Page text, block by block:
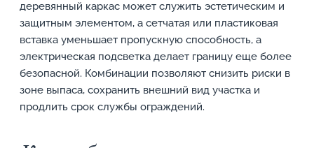
деревянный каркас может служить эстетическим и
защитным элементом, а сетчатая или пластиковая
вставка уменьшает пропускную способность, а
электрическая подсветка делает границу еще более
безопасной. Комбинации позволяют снизить риски в
зоне выпаса, сохранить внешний вид участка и
продлить срок службы ограждений.